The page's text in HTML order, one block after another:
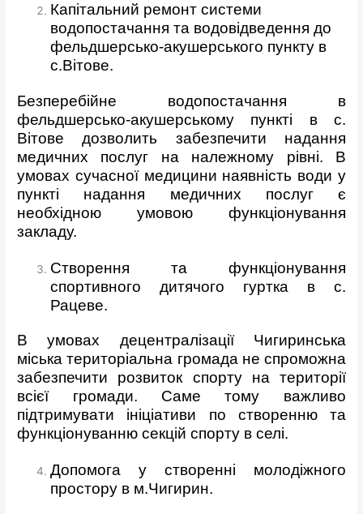
Капітальний ремонт системи
водопостачання та водовідведення до
фельдшерсько-акушерського пункту в
с.Вітове.
Безперебійне водопостачання в
фельдшерсько-акушерському пункті в с.
Вітове дозволить забезпечити надання
медичних послуг на належному рівні. В
умовах сучасної медицини наявність води у
пункті надання медичних послуг є
необхідною умовою функціонування
закладу.
Створення та функціонування
спортивного дитячого гуртка в с.
Рацеве.
В умовах децентралізації Чигиринська
міська територіальна громада не спроможна
забезпечити розвиток спорту на території
всієї громади. Саме тому важливо
підтримувати ініціативи по створенню та
функціонуванню секцій спорту в селі.
Допомога у створенні молодіжного
простору в м.Чигирин.